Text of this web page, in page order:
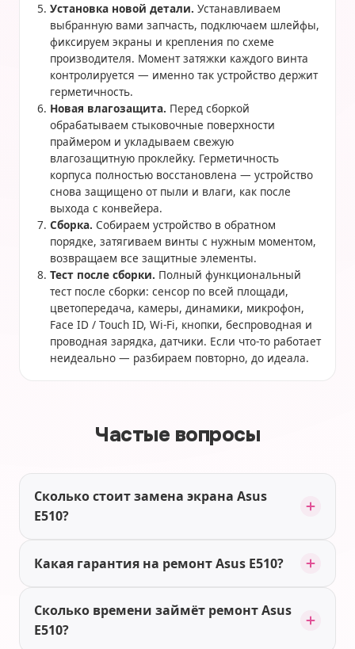
Установка новой детали. Устанавливаем
выбранную вами запчасть, подключаем шлейфы,
фиксируем экраны и крепления по схеме
производителя. Момент затяжки каждого винта
контролируется — именно так устройство держит
герметичность.
Новая влагозащита. Перед сборкой
обрабатываем стыковочные поверхности
праймером и укладываем свежую
влагозащитную проклейку. Герметичность
корпуса полностью восстановлена — устройство
снова защищено от пыли и влаги, как после
выхода с конвейера.
Сборка. Собираем устройство в обратном
порядке, затягиваем винты с нужным моментом,
возвращаем все защитные элементы.
Тест после сборки. Полный функциональный
тест после сборки: сенсор по всей площади,
цветопередача, камеры, динамики, микрофон,
Face ID / Touch ID, Wi-Fi, кнопки, беспроводная и
проводная зарядка, датчики. Если что-то работает
неидеально — разбираем повторно, до идеала.
Частые вопросы
Сколько стоит замена экрана Asus
E510?
Какая гарантия на ремонт Asus E510?
Сколько времени займёт ремонт Asus
E510?